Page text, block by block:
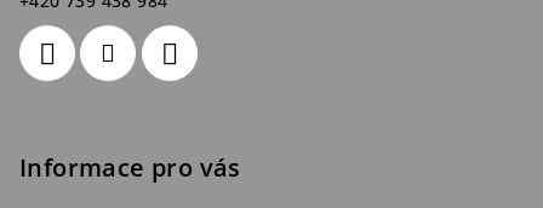
Informace pro vás